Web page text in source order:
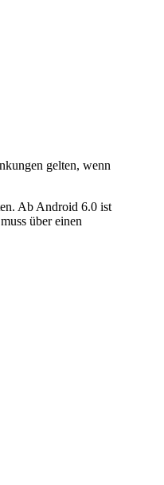
gelten, wenn
Ab Android 6.0 ist
über einen